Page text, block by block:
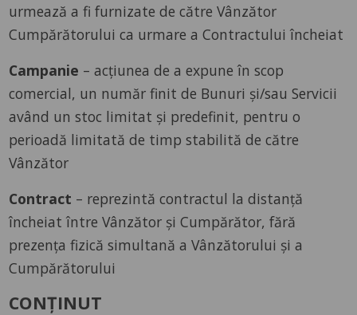
urmează a fi furnizate de către Vânzător
Cumpărătorului ca urmare a Contractului încheiat
Campanie – acțiunea de a expune în scop
comercial, un număr finit de Bunuri și/sau Servicii
având un stoc limitat și predefinit, pentru o
perioadă limitată de timp stabilită de către
Vânzător
Contract – reprezintă contractul la distanță
încheiat între Vânzător și Cumpărător, fără
prezența fizică simultană a Vânzătorului și a
Cumpărătorului
CONȚINUT